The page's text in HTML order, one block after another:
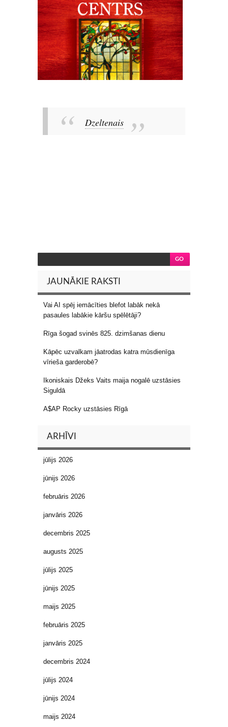
Dzeltenais
JAUNĀKIE RAKSTI
Vai AI spēj iemācīties blefot labāk nekā
pasaules labākie kāršu spēlētāji?
Rīga šogad svinēs 825. dzimšanas dienu
Kāpēc uzvalkam jāatrodas katra mūsdienīga
vīrieša garderobē?
Ikoniskais Džeks Vaits maija nogalē uzstāsies
Siguldā
A$AP Rocky uzstāsies Rīgā
ARHĪVI
jūlijs 2026
jūnijs 2026
februāris 2026
janvāris 2026
decembris 2025
augusts 2025
jūlijs 2025
jūnijs 2025
maijs 2025
februāris 2025
janvāris 2025
decembris 2024
jūlijs 2024
jūnijs 2024
maijs 2024